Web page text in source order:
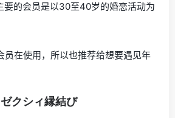
的会员是以30至40岁的婚恋活动为
员在使用，所以也推荐给想要遇见年
ゼクシィ縁結び